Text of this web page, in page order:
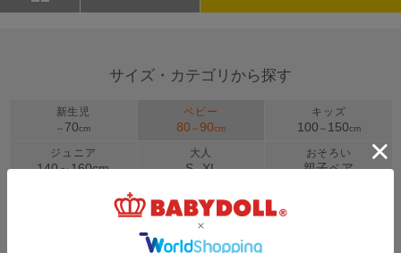
サイズ・カテゴリから探す
新生児
～ 70cm
ベビー
80 ～90cm
キッズ
100 ～ 150cm
ジュニア
140～160cm
大人
S～XL
おそろい
親子ペア